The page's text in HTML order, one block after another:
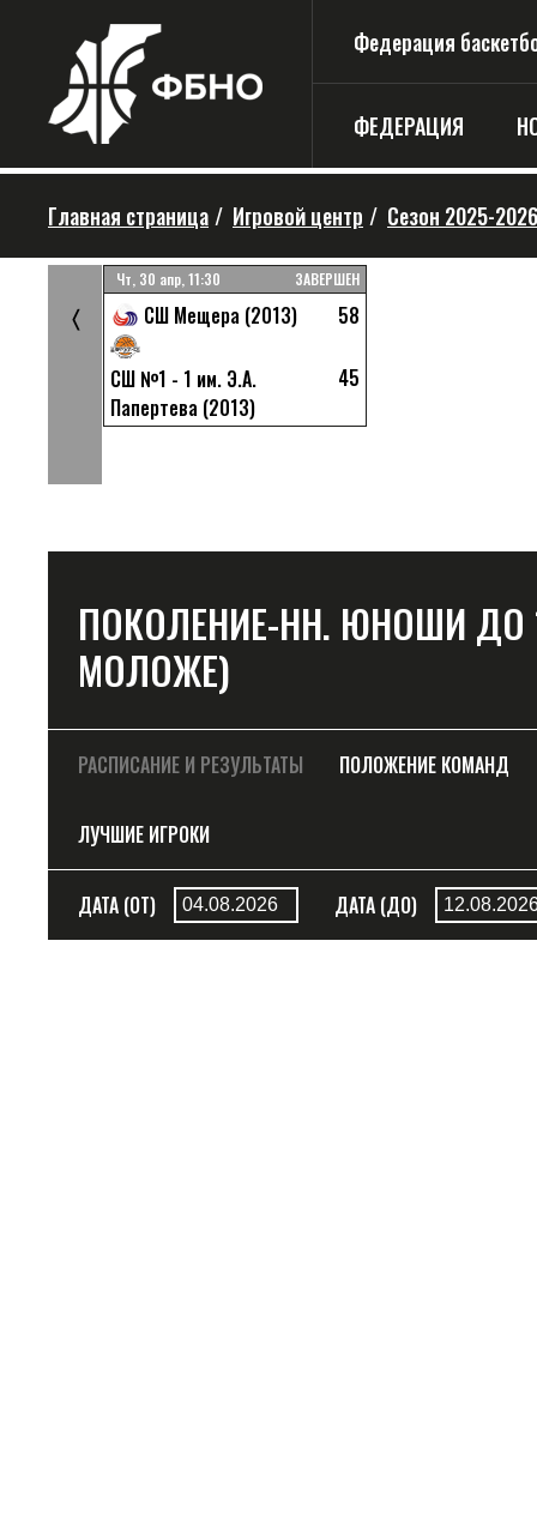
Федерация
ФЕДЕРАЦИЯ
Главная страница / Игровой центр / Сезон 2025-2026
Чт, 30 апр, 11:30 ЗАВЕРШЕН
СШ Мещера (2013) 58
СШ №1 - 1 им. Э.А.
Папертева (2013)
45
〈
ПОКОЛЕНИЕ-НН. ЮНОШИ ДО
МОЛОЖЕ)
РАСПИСАНИЕ И РЕЗУЛЬТАТЫ ПОЛОЖЕНИЕ КОМАНД
ЛУЧШИЕ ИГРОКИ
ДАТА (ОТ) ДАТА (ДО)